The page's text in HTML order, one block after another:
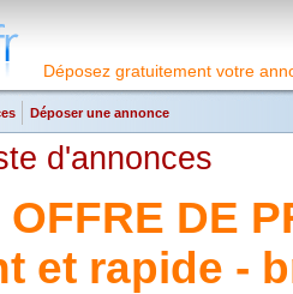
Déposez gratuitement votre
Déposer une annonce
d'annonces
OFFRE DE
et rapide -